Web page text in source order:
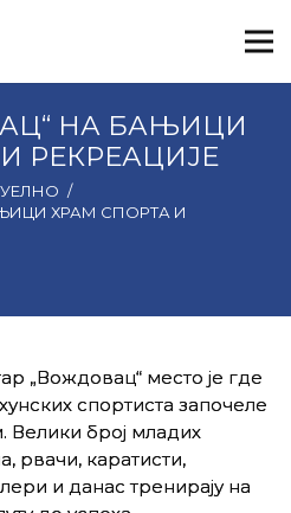
НА БАЊИЦИ
РЕКРЕАЦИЈЕ
/
ХРАМ СПОРТА И
„Вождовац“ место је где
спортиста започеле
Велики број младих
рвачи, каратисти,
и данас тренирају на